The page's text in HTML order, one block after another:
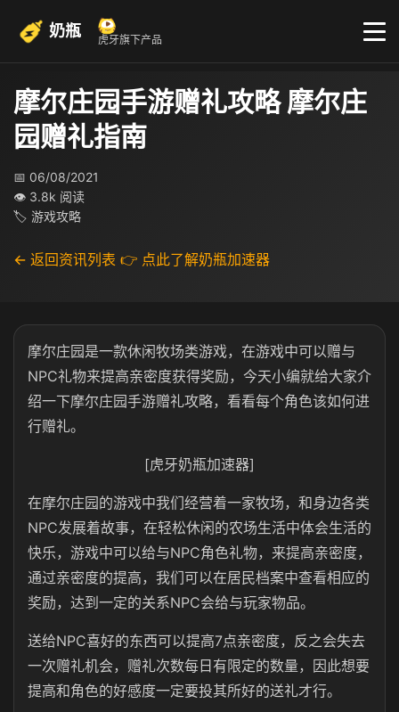
奶瓶 虎牙旗下产品
摩尔庄园手游赠礼攻略 摩尔庄
园赠礼指南
📅 06/08/2021
👁 3.8k 阅读
🏷 游戏攻略
← 返回资讯列表 👉 点此了解奶瓶加速器
摩尔庄园是一款休闲牧场类游戏，在游戏中可以赠与
NPC礼物来提高亲密度获得奖励，今天小编就给大家介
绍一下摩尔庄园手游赠礼攻略，看看每个角色该如何进
行赠礼。
[虎牙奶瓶加速器]
在摩尔庄园的游戏中我们经营着一家牧场，和身边各类
NPC发展着故事，在轻松休闲的农场生活中体会生活的
快乐，游戏中可以给与NPC角色礼物，来提高亲密度，
通过亲密度的提高，我们可以在居民档案中查看相应的
奖励，达到一定的关系NPC会给与玩家物品。
送给NPC喜好的东西可以提高7点亲密度，反之会失去
一次赠礼机会，赠礼次数每日有限定的数量，因此想要
提高和角色的好感度一定要投其所好的送礼才行。